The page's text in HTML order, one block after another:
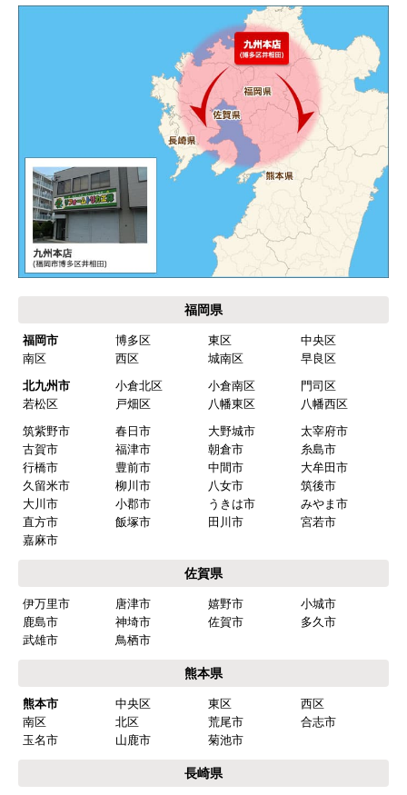
福岡県
福岡市 博多区 東区
中央区
南区
西区 城南区
早良区
北九州市
小倉北区 小倉南区
門司区
若松区
戸畑区 八幡東区
八幡西区
筑紫野市
春日市 大野城市
太宰府市
古賀市
福津市 朝倉市
糸島市
行橋市
豊前市 中間市
大牟田市
久留米市
柳川市 八女市
筑後市
大川市
小郡市 うきは市
みやま市
直方市
飯塚市 田川市
宮若市
嘉麻市
佐賀県
伊万里市 唐津市 嬉野市
小城市
鹿島市
神埼市 佐賀市
多久市
武雄市
鳥栖市
熊本県
熊本市 中央区 東区
西区
南区
北区 荒尾市
合志市
玉名市
山鹿市 菊池市
長崎県